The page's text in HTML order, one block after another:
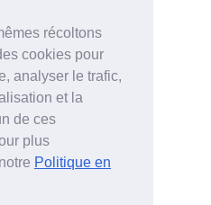
récoltons
cookies pour
analyser le trafic,
et la
de ces
plus
Politique en